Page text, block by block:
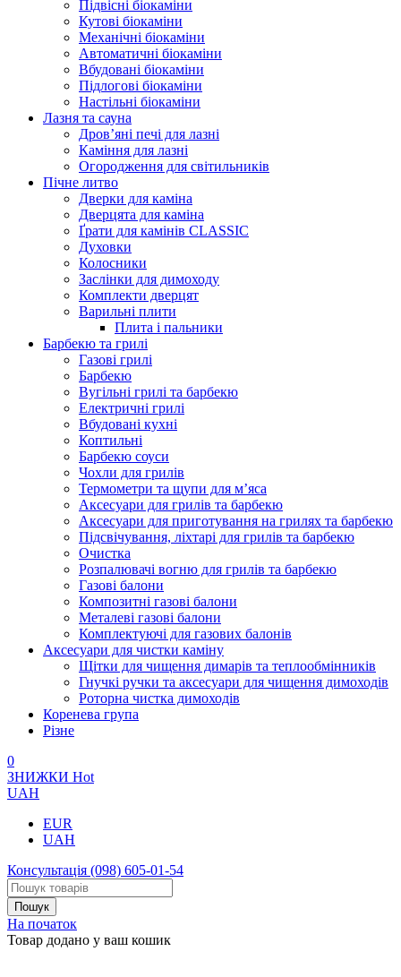
Підвісні біокаміни
Кутові біокаміни
Механічні біокаміни
Автоматичні біокаміни
Вбудовані біокаміни
Підлогові біокаміни
Настільні біокаміни
Лазня та сауна
Дров’яні печі для лазні
Каміння для лазні
Огородження для світильників
Пічне литво
Дверки для каміна
Дверцята для каміна
Ґрати для камінів CLASSIC
Духовки
Колосники
Заслінки для димоходу
Комплекти дверцят
Варильні плити
Плита і пальники
Барбекю та грилі
Газові грилі
Барбекю
Вугільні грилі та барбекю
Електричні грилі
Вбудовані кухні
Коптильні
Барбекю соуси
Чохли для грилів
Термометри та щупи для м’яса
Аксесуари для грилів та барбекю
Аксесуари для приготування на грилях та барбекю
Підсвічування, ліхтарі для грилів та барбекю
Очистка
Розпалювачі вогню для грилів та барбекю
Газові балони
Композитні газові балони
Металеві газові балони
Комплектуючі для газових балонів
Аксесуари для чистки каміну
Щітки для чищення димарів та теплообмінників
Гнучкі ручки та аксесуари для чищення димоходів
Роторна чистка димоходів
Коренева група
Різне
0
ЗНИЖКИ Hot
UAH
EUR
UAH
Консультація (098) 605-01-54
На початок
Товар додано у ваш кошик